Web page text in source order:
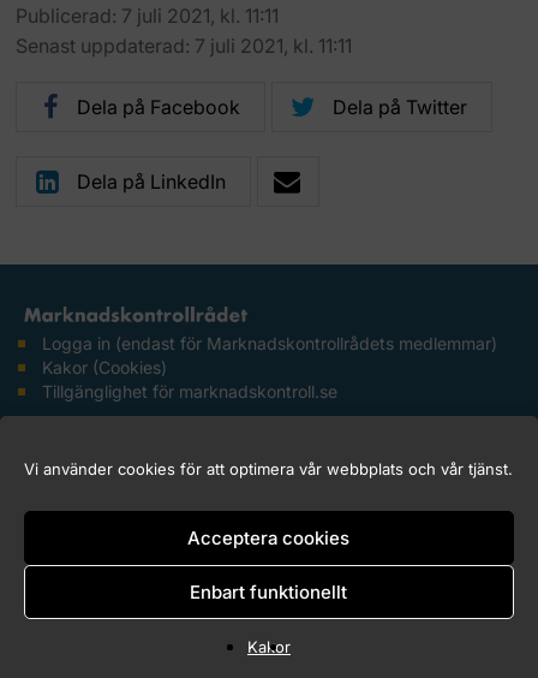
Vi använder cookies för att optimera vår webbplats och vår tjänst.
Acceptera cookies
Enbart funktionellt
Kakor
Publicerad: 7 juli 2021, kl. 11:11
Senast uppdaterad: 7 juli 2021, kl. 11:11
Dela på Facebook Dela på Twitter
Dela på LinkedIn
Logga in (endast för Marknadskontrollrådets medlemmar)
Kakor (Cookies)
Tillgänglighet för marknadskontroll.se